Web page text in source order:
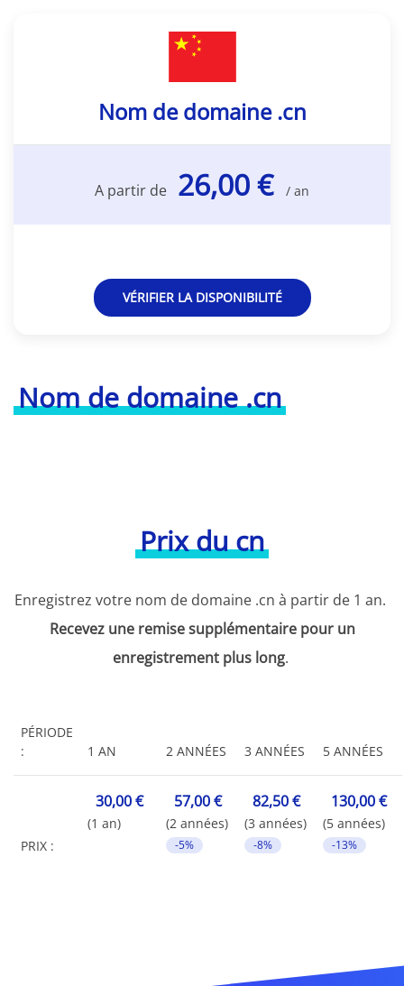
Nom de domaine .cn
Nom de domaine .cn
A partir de 26,00 € / an
VÉRIFIER LA DISPONIBILITÉ
Prix du cn
Enregistrez votre nom de domaine .cn à partir de 1 an.
Recevez une remise supplémentaire pour un
enregistrement plus long.
PÉRIODE
:
1 AN 2 ANNÉES 3 ANNÉES 5 ANNÉES
PRIX :
30,00 €
(1 an)
57,00 €
(2 années)
-5%
82,50 €
(3 années)
-8%
130,00 €
(5 années)
-13%